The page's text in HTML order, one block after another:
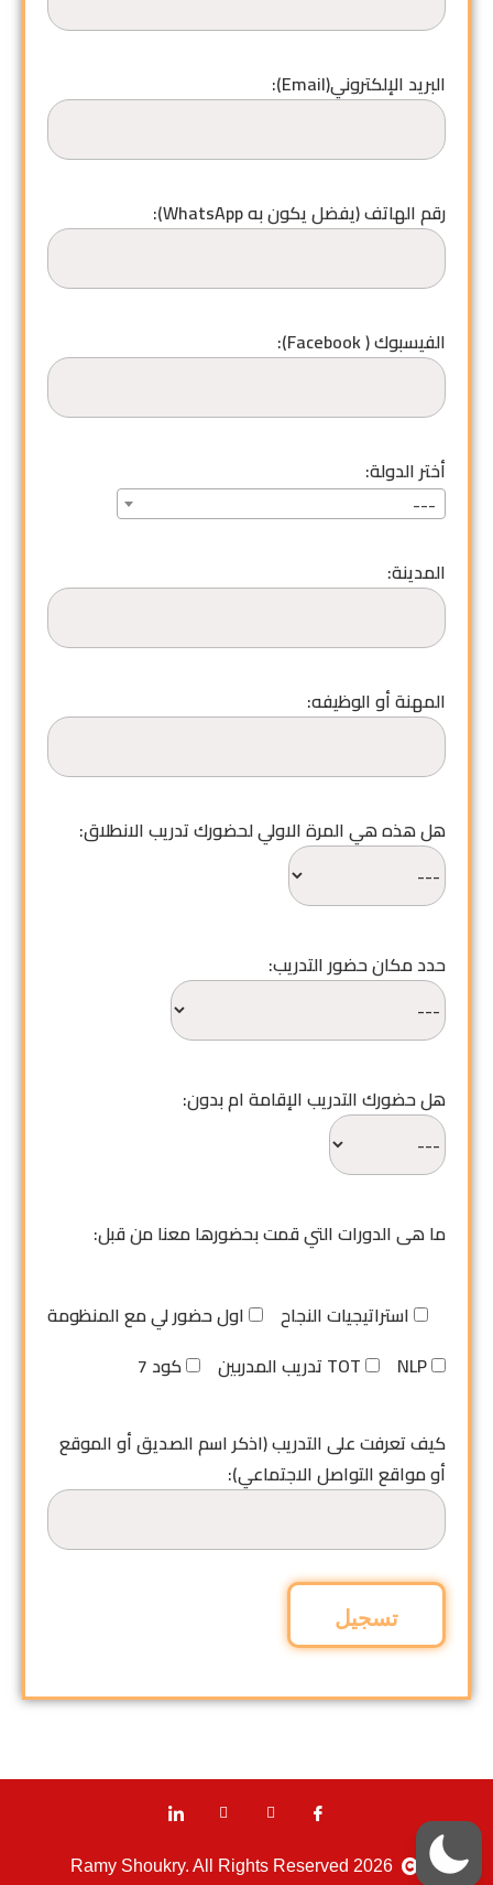
البريد الإلكتروني(Email):
رقم الهاتف (يفضل يكون به WhatsApp):
الفيسبوك ( Facebook):
أختر الدولة:
---
المدينة:
المهنة أو الوظيفه:
هل هذه هي المرة الاولي لحضورك تدريب الانطلاق:
حدد مكان حضور التدريب:
هل حضورك التدريب الإقامة ام بدون:
ما هى الدورات التي قمت بحضورها معنا من قبل:
اول حضور لي مع المنظومة
استراتيجيات النجاح
كود 7
تدريب المدربين TOT NLP
كيف تعرفت على التدريب (اذكر اسم الصديق أو الموقع
أو مواقع التواصل الاجتماعي):
2026 Ramy Shoukry. All Rights Reserved